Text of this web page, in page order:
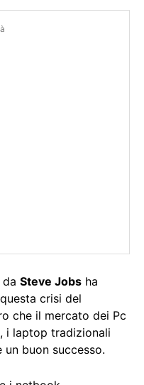
Steve Jobs ha
crisi del
che il mercato dei Pc
i laptop tradizionali
buon successo.